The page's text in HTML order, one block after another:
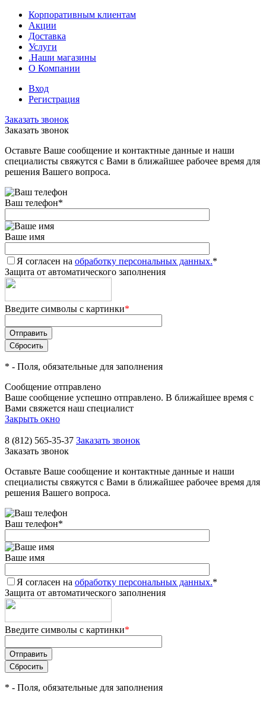
Корпоративным клиентам
Акции
Доставка
Услуги
.Наши магазины
О Компании
Вход
Регистрация
Заказать звонок
Заказать звонок
Оставьте Ваше сообщение и контактные данные и наши
специалисты свяжутся с Вами в ближайшее рабочее время для
решения Вашего вопроса.
Ваш телефон*
Ваше имя
Я согласен на обработку персональных данных.*
Защита от автоматического заполнения
Введите символы с картинки*
* - Поля, обязательные для заполнения
Сообщение отправлено
Ваше сообщение успешно отправлено. В ближайшее время с
Вами свяжется наш специалист
Закрыть окно
8 (812) 565-35-37 Заказать звонок
Заказать звонок
Оставьте Ваше сообщение и контактные данные и наши
специалисты свяжутся с Вами в ближайшее рабочее время для
решения Вашего вопроса.
Ваш телефон*
Ваше имя
Я согласен на обработку персональных данных.*
Защита от автоматического заполнения
Введите символы с картинки*
* - Поля, обязательные для заполнения